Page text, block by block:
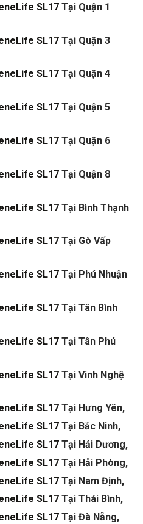
SL17 Tại Quận 1
SL17 Tại Quận 3
SL17 Tại Quận 4
SL17 Tại Quận 5
SL17 Tại Quận 6
SL17 Tại Quận 8
SL17 Tại Bình Thạnh
SL17 Tại Gò Vấp
SL17 Tại Phú Nhuận
SL17 Tại Tân Bình
SL17 Tại Tân Phú
SL17 Tại Vinh Nghệ
SL17 Tại Hưng Yên,
SL17 Tại Bắc Ninh,
SL17 Tại Hải Dương,
SL17 Tại Hải Phòng,
SL17 Tại Nam Định,
SL17 Tại Thái Bình,
SL17 Tại Đà Nẵng,